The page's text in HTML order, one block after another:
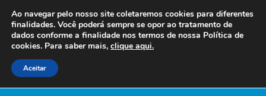
Ao navegar pelo nosso site coletaremos cookies para diferentes
finalidades. Você poderá sempre se opor ao tratamento de
dados conforme a finalidade nos termos de nossa Política de
cookies. Para saber mais, clique aqui.
Aceitar